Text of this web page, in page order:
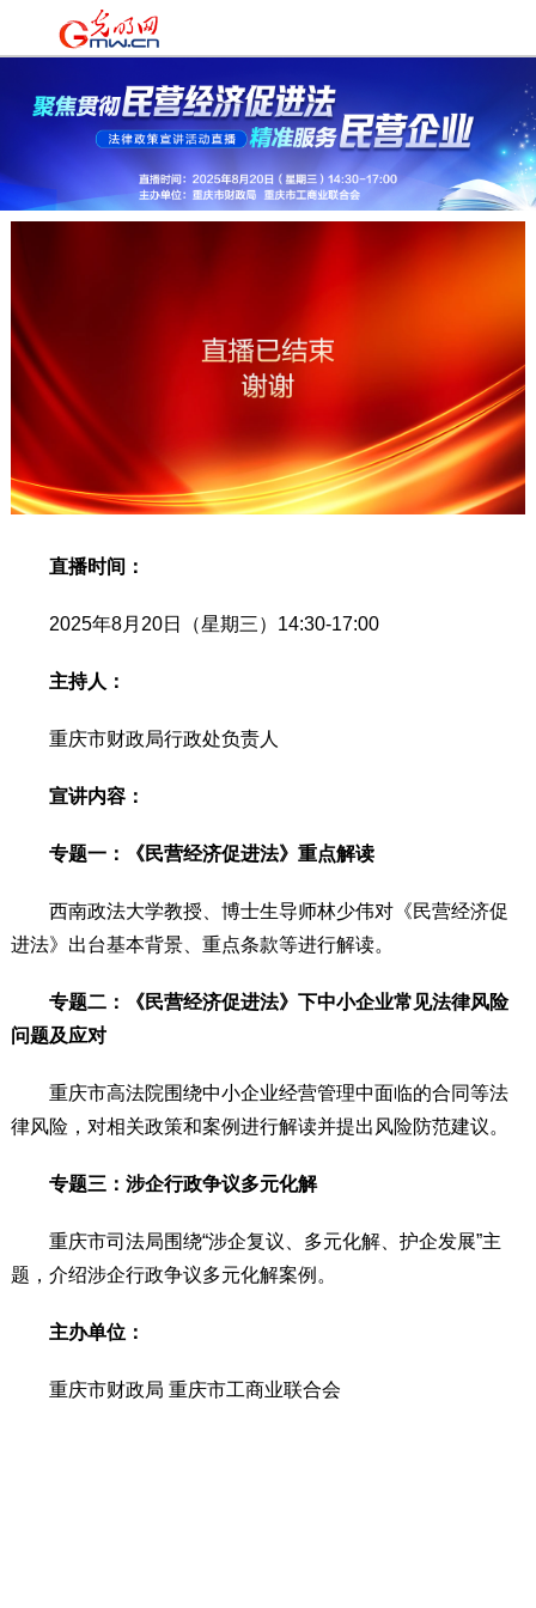
时政 | 国际 | 时评 | 理论 |
经济 | 生活 | 法治 | 更多+
直播时间：
2025年8月20日（星期三）14:30-17:00
主持人：
重庆市财政局行政处负责人
宣讲内容：
专题一：《民营经济促进法》重点解读
西南政法大学教授、博士生导师林少伟对《民营经济促
进法》出台基本背景、重点条款等进行解读。
专题二：《民营经济促进法》下中小企业常见法律风险
问题及应对
重庆市高法院围绕中小企业经营管理中面临的合同等法
律风险，对相关政策和案例进行解读并提出风险防范建议。
专题三：涉企行政争议多元化解
重庆市司法局围绕“涉企复议、多元化解、护企发展”主
题，介绍涉企行政争议多元化解案例。
主办单位：
重庆市财政局 重庆市工商业联合会